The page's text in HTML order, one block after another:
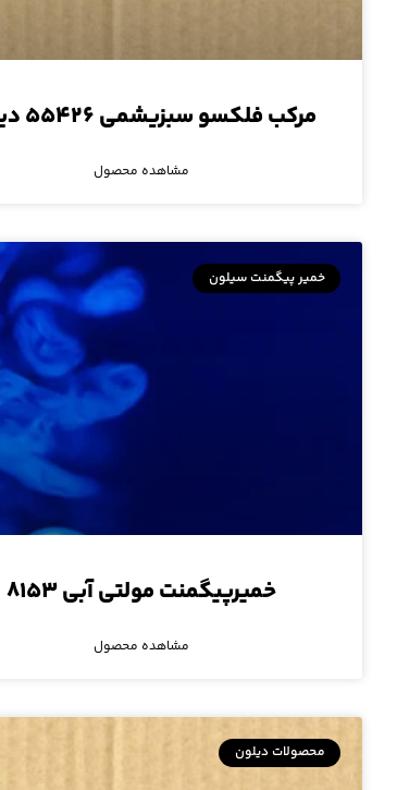
مرکب فلکسو سبزیشمی ۵۵۴۲۶ دیلون
مشاهده محصول
خمیر پیگمنت سیلون
خمیرپیگمنت مولتی آبی ۸۱۵۳
مشاهده محصول
محصولات دیلون